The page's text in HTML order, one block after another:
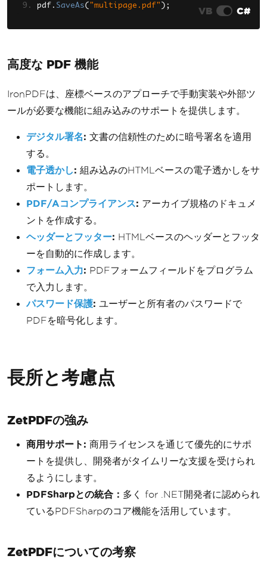
pdf . SaveAs( "multipage.pdf" ); VB C#
高度な PDF 機能
IronPDFは、座標ベースのアプローチで手動実装や外部ツ
ールが必要な機能に組み込みのサポートを提供します。
デジタル署名: 文書の信頼性のために暗号署名を適用
する。
電子透かし: 組み込みのHTMLベースの電子透かしをサ
ポートします。
PDF/Aコンプライアンス: アーカイブ規格のドキュメ
ントを作成する。
ヘッダーとフッター: HTMLベースのヘッダーとフッタ
ーを自動的に作成します。
フォーム入力: PDFフォームフィールドをプログラム
で入力します。
パスワード保護: ユーザーと所有者のパスワードで
PDFを暗号化します。
長所と考慮点
ZetPDFの強み
商用サポート: 商用ライセンスを通じて優先的にサポ
ートを提供し、開発者がタイムリーな支援を受けられ
るようにします。
PDFSharpとの統合： 多く for .NET開発者に認められ
ているPDFSharpのコア機能を活用しています。
ZetPDFについての考察